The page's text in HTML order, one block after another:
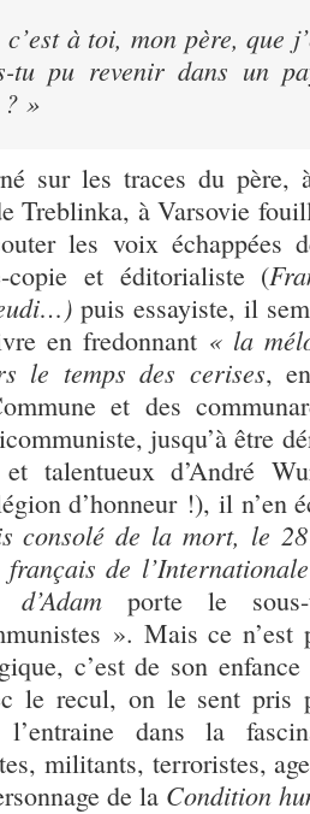
à toi, mon père, que
tu pu revenir dans un
»
sur les traces du père,
Treblinka, à Varsovie
les voix échappées
copie et éditorialiste (
puis essayiste, il
en fredonnant « la
le temps des cerises,
et des
jusqu’à être
talentueux d’André
d’honneur !), il n’en
consolé de la mort, le 28
de
porte le sous-
». Mais ce n’est
c’est de son enfance
le recul, on le sent pris
dans la
militants, terroristes,
de la Condition